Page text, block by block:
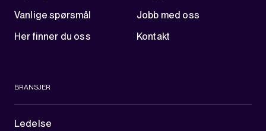
Vanlige spørsmål
Jobb med oss
Her finner du oss
Kontakt
BRANSJER
Ledelse